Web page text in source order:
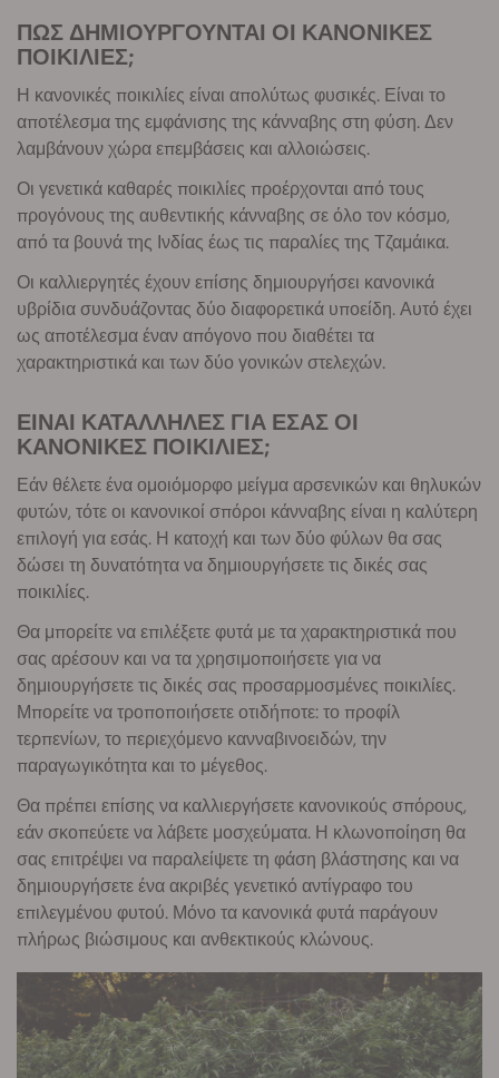
ΠΩΣ ΔΗΜΙΟΥΡΓΟΥΝΤΑΙ ΟΙ ΚΑΝΟΝΙΚΕΣ
ΠΟΙΚΙΛΙΕΣ;
Η κανονικές ποικιλίες είναι απολύτως φυσικές. Είναι το
αποτέλεσμα της εμφάνισης της κάνναβης στη φύση. Δεν
λαμβάνουν χώρα επεμβάσεις και αλλοιώσεις.
Οι γενετικά καθαρές ποικιλίες προέρχονται από τους
προγόνους της αυθεντικής κάνναβης σε όλο τον κόσμο,
από τα βουνά της Ινδίας έως τις παραλίες της Τζαμάικα.
Οι καλλιεργητές έχουν επίσης δημιουργήσει κανονικά
υβρίδια συνδυάζοντας δύο διαφορετικά υποείδη. Αυτό έχει
ως αποτέλεσμα έναν απόγονο που διαθέτει τα
χαρακτηριστικά και των δύο γονικών στελεχών.
ΕΙΝΑΙ ΚΑΤΑΛΛΗΛΕΣ ΓΙΑ ΕΣΑΣ ΟΙ
ΚΑΝΟΝΙΚΕΣ ΠΟΙΚΙΛΙΕΣ;
Εάν θέλετε ένα ομοιόμορφο μείγμα αρσενικών και θηλυκών
φυτών, τότε οι κανονικοί σπόροι κάνναβης είναι η καλύτερη
επιλογή για εσάς. Η κατοχή και των δύο φύλων θα σας
δώσει τη δυνατότητα να δημιουργήσετε τις δικές σας
ποικιλίες.
Θα μπορείτε να επιλέξετε φυτά με τα χαρακτηριστικά που
σας αρέσουν και να τα χρησιμοποιήσετε για να
δημιουργήσετε τις δικές σας προσαρμοσμένες ποικιλίες.
Μπορείτε να τροποποιήσετε οτιδήποτε: το προφίλ
τερπενίων, το περιεχόμενο κανναβινοειδών, την
παραγωγικότητα και το μέγεθος.
Θα πρέπει επίσης να καλλιεργήσετε κανονικούς σπόρους,
εάν σκοπεύετε να λάβετε μοσχεύματα. Η κλωνοποίηση θα
σας επιτρέψει να παραλείψετε τη φάση βλάστησης και να
δημιουργήσετε ένα ακριβές γενετικό αντίγραφο του
επιλεγμένου φυτού. Μόνο τα κανονικά φυτά παράγουν
πλήρως βιώσιμους και ανθεκτικούς κλώνους.